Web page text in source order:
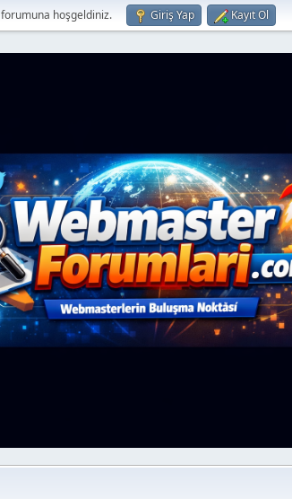
forumuna hoşgeldiniz. Giriş Yap Kayıt Ol